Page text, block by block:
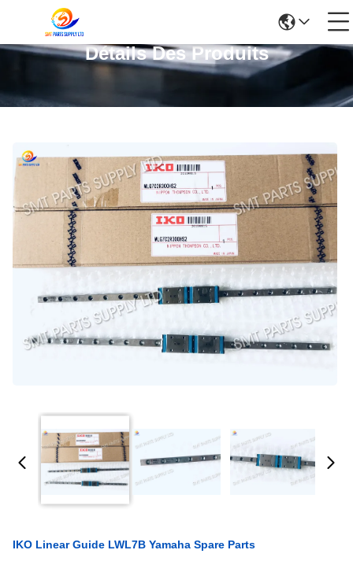
Détails Des Produits
IKO Linear Guide LWL7B Yamaha Spare Parts